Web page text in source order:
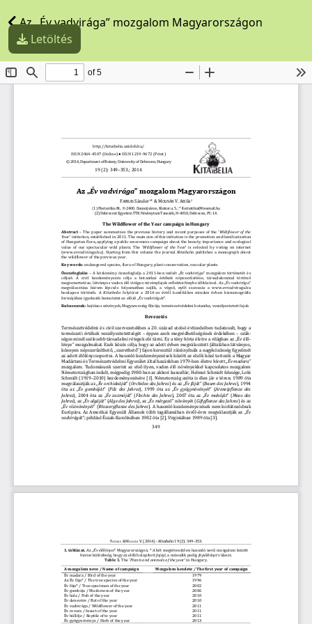
Az „Év vadvirága” mozgalom Magyarországon
Letöltés